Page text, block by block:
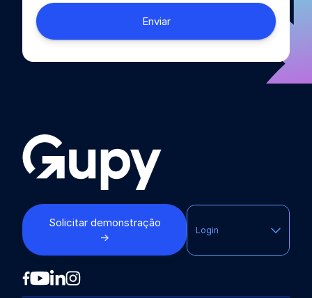
Solicitar demonstração
→
Login